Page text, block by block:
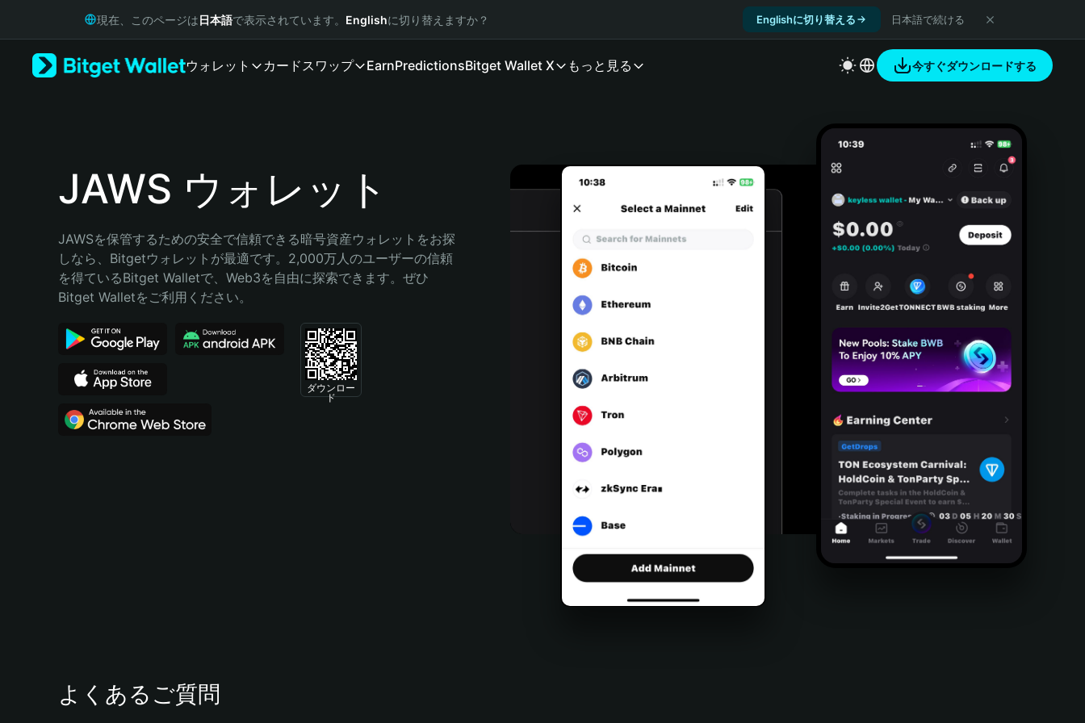
Русский
Bahasa Indonesia
Português (Brasil)
現在、このページは日本語で表示されています。 Englishに切り替えますか？ Englishに切り替える 日本語で続ける
ウォレット カードスワップ EarnPredictionsBitget Wallet X もっと見る 今すぐダウンロードする
JAWS ウォレット
JAWSを保管するための安全で信頼できる暗号資産ウォレットをお探
しなら、Bitgetウォレットが最適です。2,000万人のユーザーの信頼
を得ているBitget Walletで、Web3を自由に探索できます。ぜひ
Bitget Walletをご利用ください。
ダウンロー
ド
よくあるご質問